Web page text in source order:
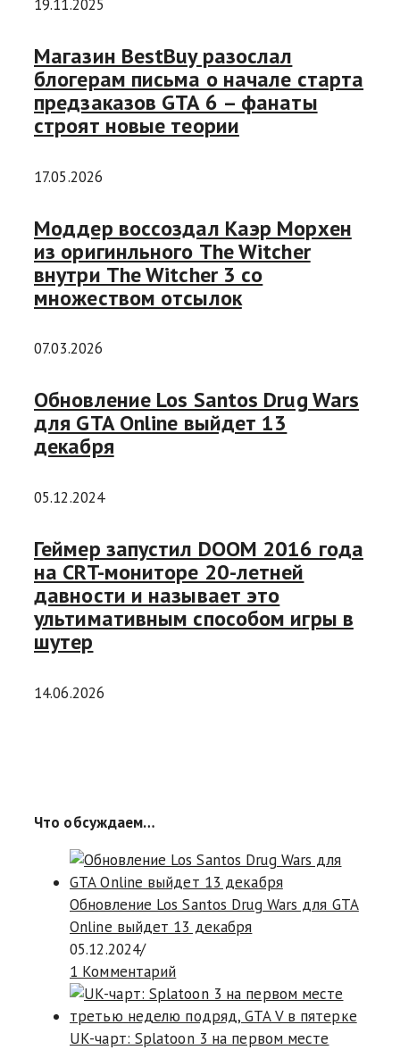
19.11.2025
Магазин BestBuy разослал
блогерам письма о начале старта
предзаказов GTA 6 – фанаты
строят новые теории
17.05.2026
Моддер воссоздал Каэр Морхен
из оригинльного The Witcher
внутри The Witcher 3 со
множеством отсылок
07.03.2026
Обновление Los Santos Drug Wars
для GTA Online выйдет 13
декабря
05.12.2024
Геймер запустил DOOM 2016 года
на CRT-мониторе 20-летней
давности и называет это
ультимативным способом игры в
шутер
14.06.2026
Что обсуждаем…
Обновление Los Santos Drug Wars для GTA
Online выйдет 13 декабря
05.12.2024/
1 Комментарий
UK-чарт: Splatoon 3 на первом месте